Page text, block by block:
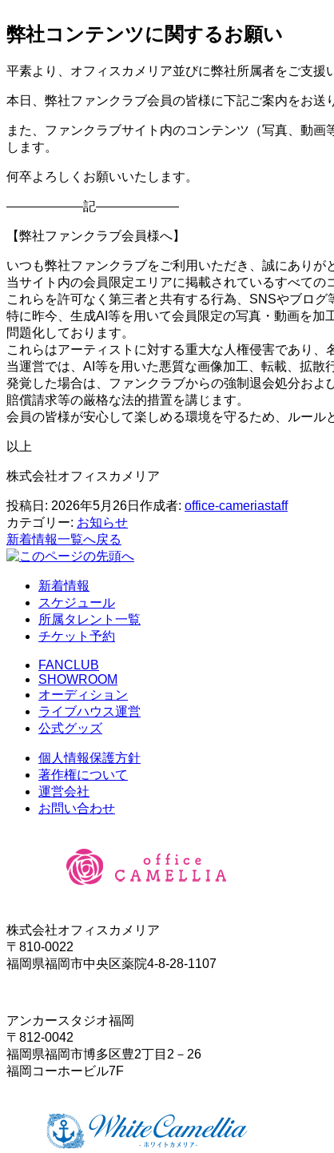
弊社コンテンツに関するお願い
平素より、オフィスカメリア並びに弊社所属者をご支援
本日、弊社ファンクラブ会員の皆様に下記ご案内をお送
また、ファンクラブサイト内のコンテンツ（写真、動
します。
何卒よろしくお願いいたします。
記
【弊社ファンクラブ会員様へ】
いつも弊社ファンクラブをご利用いただき、誠にありが
当サイト内の会員限定エリアに掲載されているすべての
これらを許可なく第三者と共有する行為、SNSやブロ
特に昨今、生成AI等を用いて会員限定の写真・動画を
問題化しております。
これらはアーティストに対する重大な人権侵害であり
当運営では、AI等を用いた悪質な画像加工、転載、拡散
発覚した場合は、ファンクラブからの強制退会処分お
賠償請求等の厳格な法的措置を講じます。
会員の皆様が安心して楽しめる環境を守るため、ルール
以上
株式会社オフィスカメリア
投稿日: 2026年5月26日 作成者: office-cameriastaff
カテゴリー: お知らせ
新着情報一覧へ戻る
新着情報
スケジュール
所属タレント一覧
チケット予約
FANCLUB
SHOWROOM
オーディション
ライブハウス運営
公式グッズ
個人情報保護方針
著作権について
運営会社
お問い合わせ
株式会社オフィスカメリア
〒810-0022
福岡県福岡市中央区薬院4-8-28-1107
アンカースタジオ福岡
〒812-0042
福岡県福岡市博多区豊2丁目2－26
福岡コーホービル7F